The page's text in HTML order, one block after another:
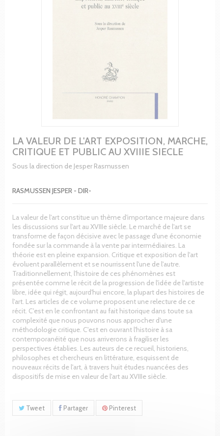
LA VALEUR DE L'ART EXPOSITION, MARCHE,
CRITIQUE ET PUBLIC AU XVIIIE SIECLE
Sous la direction de Jesper Rasmussen
RASMUSSEN JESPER - DIR-
La valeur de l'art constitue un thème d'importance majeure dans
les discussions sur l'art au XVIIIe siècle. Le marché de l'art se
transforme de façon décisive avec le passage d'une économie
fondée sur la commande à la vente par intermédiaires. La
théorie est en pleine expansion. Critique et exposition de l'art
évoluent paral­lèlement et se nourrissent l'une de l'autre.
Traditionnellement, l'histoire de ces phénomènes est
présentée comme le récit de la progression de l'idée de l'artiste
libre, idée qui régit, aujourd'hui encore, la plupart des histoires de
l'art. Les articles de ce volume proposent une relecture de ce
récit. C'est en le confrontant au fait historique dans toute sa
complexité que nous pouvons nous approcher d'une
méthodologie critique. C'est en ouvrant l'histoire à sa
contemporanéité que nous arriverons à fragiliser les
perspectives établies. Les auteurs de ce recueil, historiens,
philosophes et chercheurs en littérature, esquissent de
nouveaux récits de l'art, à travers huit études nuancées des
dispositifs de mise en valeur de l'art au XVIIIe siècle.
Tweet Partager Pinterest